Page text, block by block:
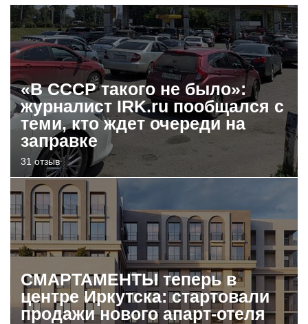
«В СССР такого не было»:
журналист IRK.ru пообщался с
теми, кто ждет очереди на
заправке
31 отзыв
СМАРТАМЕНТЫ теперь в
центре Иркутска: стартовали
продажи нового апарт-отеля